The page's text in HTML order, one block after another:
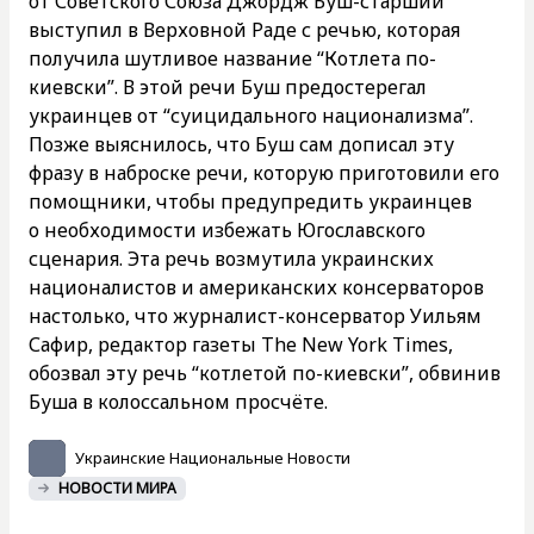
выступил в Верховной Раде с речью, которая
получила шутливое название “Котлета по-
киевски”. В этой речи Буш предостерегал
украинцев от “суицидального национализма”.
Позже выяснилось, что Буш сам дописал эту
фразу в наброске речи, которую приготовили его
помощники, чтобы предупредить украинцев
о необходимости избежать Югославского
сценария. Эта речь возмутила украинских
националистов и американских консерваторов
настолько, что журналист-консерватор Уильям
Сафир, редактор газеты The New York Times,
обозвал эту речь “котлетой по-киевски”, обвинив
Буша в колоссальном просчёте.
Украинские Национальные Новости
НОВОСТИ МИРА